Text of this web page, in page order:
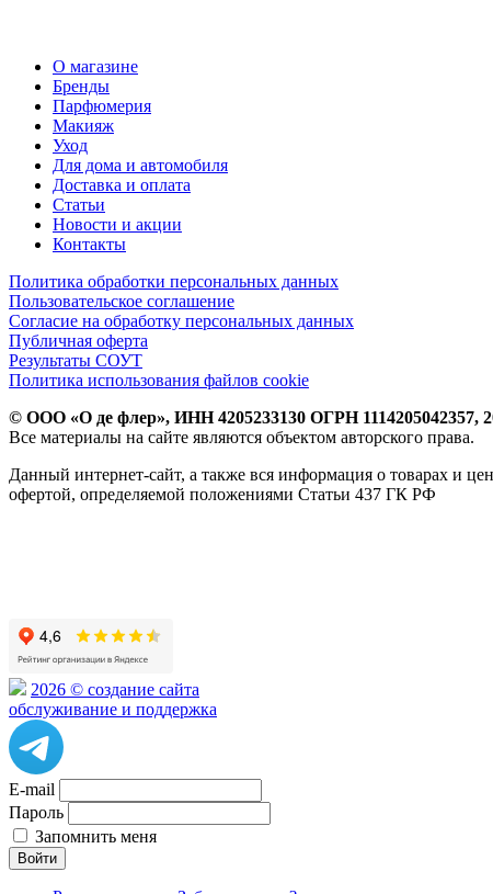
О магазине
Бренды
Парфюмерия
Макияж
Уход
Для дома и автомобиля
Доставка и оплата
Статьи
Новости и акции
Контакты
Политика обработки персональных данных
Пользовательское соглашение
Согласие на обработку персональных данных
Публичная оферта
Результаты СОУТ
Политика использования файлов cookie
© ООО «О де флер», ИНН 4205233130 ОГРН 1114205042357,
Все материалы на сайте являются объектом авторского права.
Данный интернет-сайт, а также вся информация о товарах и
офертой, определяемой положениями Статьи 437 ГК РФ
2026 © создание сайта
обслуживание и поддержка
E-mail
Пароль
Запомнить меня
Войти